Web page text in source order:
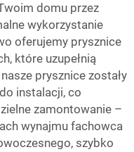
domu przez
wykorzystanie
oferujemy prysznice
które uzupełnią
prysznice zostały
instalacji, co
zamontowanie –
wynajmu fachowca
szybko